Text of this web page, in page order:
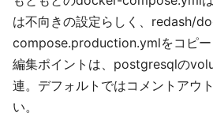
は不向きの設定らしく、redash/
compose.production.ymlをコピー
編集ポイントは、postgresqlの
連。デフォルトではコメントアウ
い。